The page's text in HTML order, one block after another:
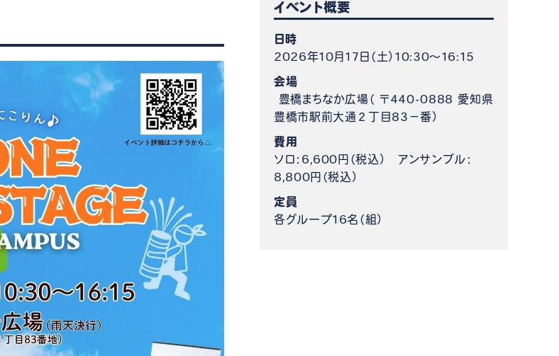
イベント概要
日時
2026年10月17日（土）10:30～16:15
会場
豊橋まちなか広場（ 〒440-0888 愛知県
豊橋市駅前大通２丁目83−番）
費用
ソロ：6,600円（税込） アンサンブル：
8,800円（税込）
定員
各グループ16名（組）